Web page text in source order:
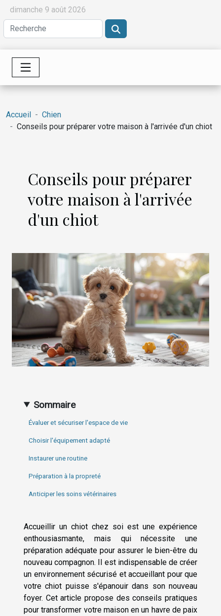
dimanche 9 août 2026
Accueil
Chien
Conseils pour préparer votre maison à l'arrivée d'un chiot
Conseils pour préparer
votre maison à l'arrivée
d'un chiot
Sommaire
Évaluer et sécuriser l'espace de vie
Choisir l'équipement adapté
Instaurer une routine
Préparation à la propreté
Anticiper les soins vétérinaires
Accueillir un chiot chez soi est une expérience
enthousiasmante, mais qui nécessite une
préparation adéquate pour assurer le bien-être du
nouveau compagnon. Il est indispensable de créer
un environnement sécurisé et accueillant pour que
votre chiot puisse s'épanouir dans son nouveau
foyer. Cet article propose des conseils pratiques
pour transformer votre maison en un havre de paix